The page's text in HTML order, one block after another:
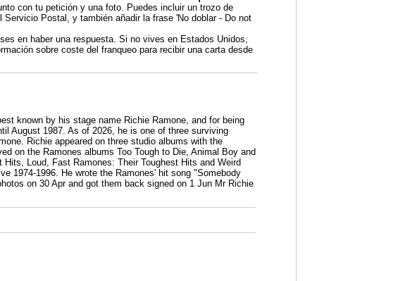
con tu petición y una foto. Puedes incluir un trozo de
Postal, y también añadir la frase 'No doblar - Do not
en haber una respuesta. Si no vives en Estados Unidos,
sobre coste del franqueo para recibir una carta desde
known by his stage name Richie Ramone, and for being
August 1987. As of 2026, he is one of three surviving
Richie appeared on three studio albums with the
on the Ramones albums Too Tough to Die, Animal Boy and
Loud, Fast Ramones: Their Toughest Hits and Weird
1974-1996. He wrote the Ramones' hit song "Somebody
on 30 Apr and got them back signed on 1 Jun Mr Richie